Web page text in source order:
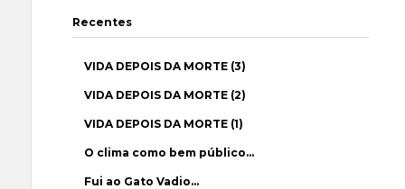
Recentes
VIDA DEPOIS DA MORTE (3)
VIDA DEPOIS DA MORTE (2)
VIDA DEPOIS DA MORTE (1)
O clima como bem público…
Fui ao Gato Vadio…